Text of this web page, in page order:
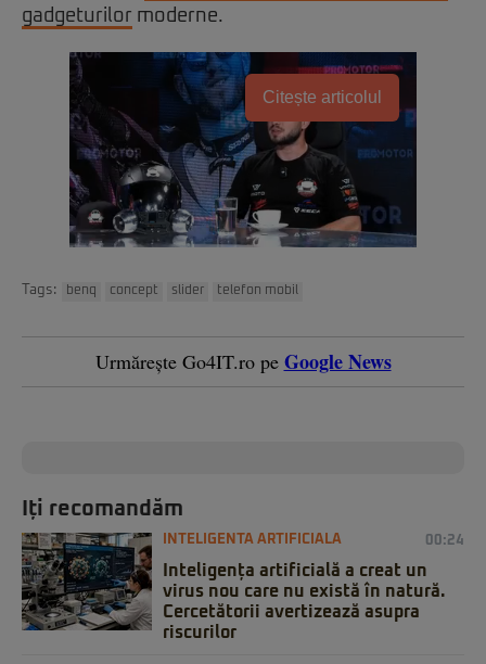
gadgeturilor moderne.
Citește articolul
Tags: benq concept slider telefon mobil
Urmărește Go4IT.ro pe Google News
Iți recomandăm
INTELIGENTA ARTIFICIALA 00:24
Inteligența artificială a creat un
virus nou care nu există în natură.
Cercetătorii avertizează asupra
riscurilor